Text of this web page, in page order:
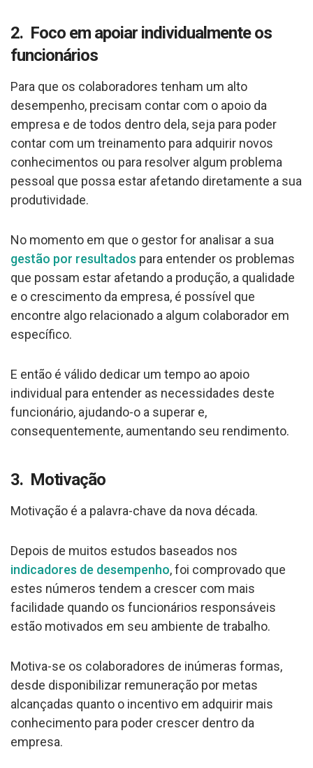
2. Foco em apoiar individualmente os
funcionários
Para que os colaboradores tenham um alto
desempenho, precisam contar com o apoio da
empresa e de todos dentro dela, seja para poder
contar com um treinamento para adquirir novos
conhecimentos ou para resolver algum problema
pessoal que possa estar afetando diretamente a sua
produtividade.
No momento em que o gestor for analisar a sua
gestão por resultados para entender os problemas
que possam estar afetando a produção, a qualidade
e o crescimento da empresa, é possível que
encontre algo relacionado a algum colaborador em
específico.
E então é válido dedicar um tempo ao apoio
individual para entender as necessidades deste
funcionário, ajudando-o a superar e,
consequentemente, aumentando seu rendimento.
3. Motivação
Motivação é a palavra-chave da nova década.
Depois de muitos estudos baseados nos
indicadores de desempenho, foi comprovado que
estes números tendem a crescer com mais
facilidade quando os funcionários responsáveis
estão motivados em seu ambiente de trabalho.
Motiva-se os colaboradores de inúmeras formas,
desde disponibilizar remuneração por metas
alcançadas quanto o incentivo em adquirir mais
conhecimento para poder crescer dentro da
empresa.